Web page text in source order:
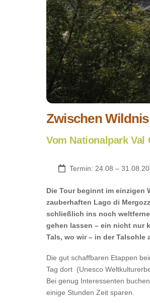
Zwischen Wildnis
Vom Nationalpark Val
Termin: 24.08 –
Die Tour beginnt im einzigen
zauberhaften Lago di
schließlich ins noch
gehen lassen – ein nicht nur
Tals, wo wir – in der Talsohle
Die gut schaffbaren Etappen
Tag dort (Unesco
Bei genug Interessenten
einige Stunden Zeit sparen.